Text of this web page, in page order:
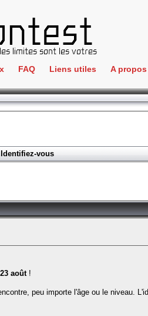
FAQ Liens utiles
IRC
Newbie Connect
Partenaires
Goodies
L'incubateur
A propos
Hall
Identifiez-vous
août !
peu importe l'âge ou le niveau.